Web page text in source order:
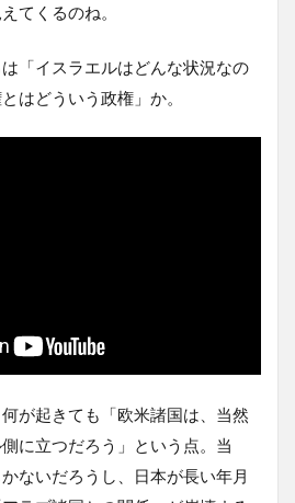
てくるのね。
「イスラエルはどんな状況なの
はどういう政権」か。
が起きても「欧米諸国は、当然
に立つだろう」という点。当
ないだろうし、日本が長い年月